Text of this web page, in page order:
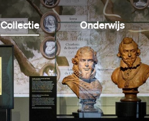
Collectie Onderwijs